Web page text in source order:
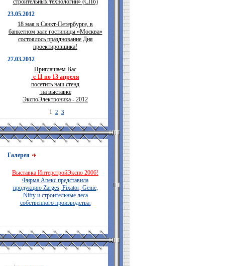
строительных технологий» (СПб)
23.05.2012
18 мая в Санкт-Петербурге, в
банкетном зале гостиницы «Москва»
состоялось празднование Дня
проектировщика!
27.03.2012
Приглашаем Вас
с 11 по 13 апреля
посетить наш стенд
на выставке
ЭкспоЭлектроника - 2012
1 2 3
Галерея
Выставка ИнтерстройЭкспо 2006!
Фирма Апекс представила
продукцию Zarges, Fixator, Genie,
Nifty и строительные леса
собственного производства.